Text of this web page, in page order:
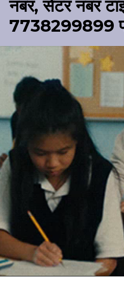
नंबर, सेंटर नंबर
7738299899